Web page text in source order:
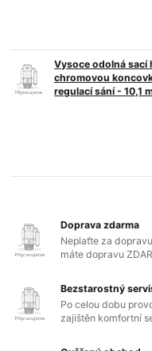
Vysoce odolná sací
chromovou
regulací sání - 10,1
Doprava zdarma
Neplaťte za
máte dopravu
Bezstarostný
Po celou dobu
zajištěn komfortní